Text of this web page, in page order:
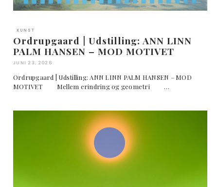
KUNST
Ordrupgaard | Udstilling: ANN LINN
PALM HANSEN – MOD MOTIVET
JUNI 23, 2026
Ordrupgaard | Udstilling: ANN LINN PALM HANSEN – MOD
MOTIVET Mellem erindring og geometri …